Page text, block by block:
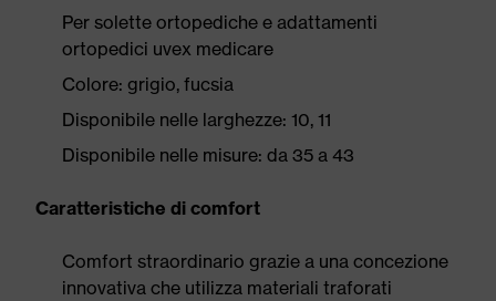
Per solette ortopediche e adattamenti
ortopedici uvex medicare
Colore: grigio, fucsia
Disponibile nelle larghezze: 10, 11
Disponibile nelle misure: da 35 a 43
Caratteristiche di comfort
Comfort straordinario grazie a una concezione
innovativa che utilizza materiali traforati